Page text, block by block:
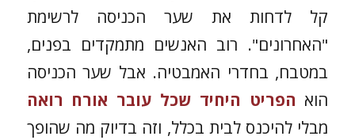
קל לדחות את שער הכניסה לרשימת
"האחרונים". רוב האנשים מתמקדים בפנים,
במטבח, בחדרי האמבטיה. אבל שער הכניסה
הוא הפריט היחיד שכל עובר אורח רואה
מבלי להיכנס לבית בכלל, וזה בדיוק מה שהופך